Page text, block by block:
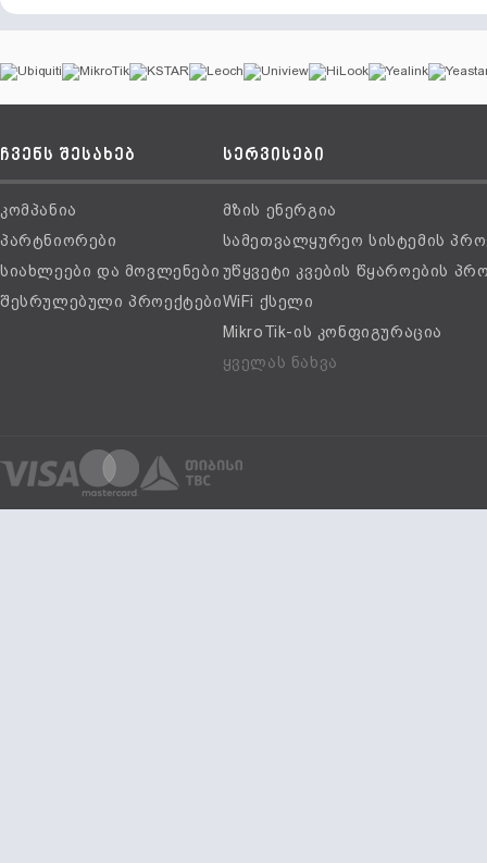
ჩვენს შესახებ
კომპანია
პარტნიორები
სიახლეები და მოვლენები
შესრულებული პროექტები
სერვისები
მზის ენერგია
სამეთვალყურეო სისტემის
უწყვეტი კვების წყაროების
WiFi ქსელი
MikroTik-ის კონფიგურაცია
ყველას ნახვა